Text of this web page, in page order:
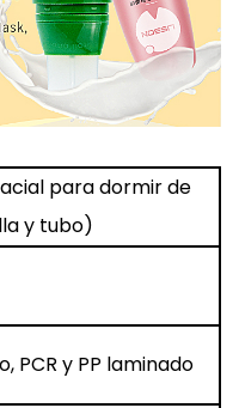
para dormir de
y tubo)
PCR y PP laminado